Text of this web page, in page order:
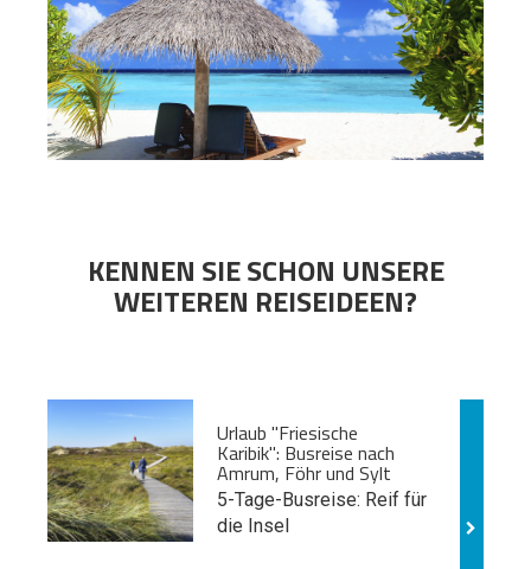
KENNEN SIE SCHON UNSERE
WEITEREN REISEIDEEN?
Urlaub "Friesische
Karibik": Busreise nach
Amrum, Föhr und Sylt
5-Tage-Busreise: Reif für
die Insel